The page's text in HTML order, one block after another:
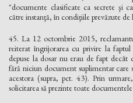
"documente clasificate ca secrete şi
către instanţă, în condiţiile prevăzute de
45. La 12 octombrie 2015,
reiterat îngrijorarea cu privire la faptul
depuse la dosar nu erau de fapt decât
fără niciun document suplimentar care
acestora (supra, pct. 43). Prin
solicitarea să prezinte toate